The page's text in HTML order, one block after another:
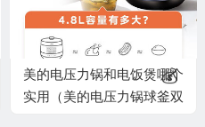
美的电压力锅和电饭煲哪个
实用（美的电压力锅球釜双